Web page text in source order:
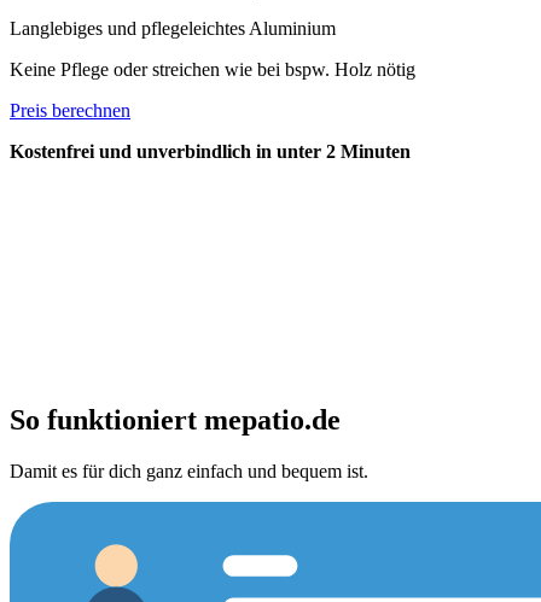
Langlebiges und pflegeleichtes Aluminium
Keine Pflege oder streichen wie bei bspw. Holz nötig
Preis berechnen
Kostenfrei und unverbindlich in unter 2 Minuten
So funktioniert mepatio.de
Damit es für dich ganz einfach und bequem ist.